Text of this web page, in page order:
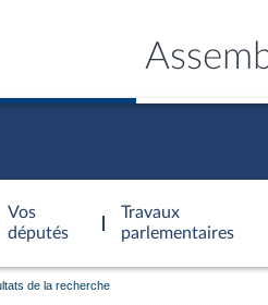
Vos
députés
Travaux
parlementaires
de la recherche